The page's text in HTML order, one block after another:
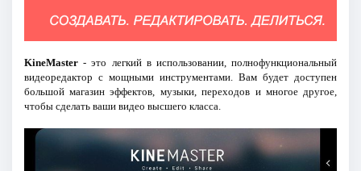
KineMaster- это легкий в использовании, полнофункциональный
видеоредактор с мощными инструментами. Вам будет доступен
большой магазин эффектов, музыки, переходов и многое другое,
чтобы сделать ваши видео высшего класса.